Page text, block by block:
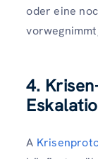
oder eine
4.
A